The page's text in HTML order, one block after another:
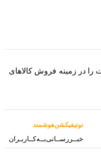
تا بهترین کالاها و خدمات را در زمینه فروش کالاهای
نوتیفیکشن‌هوشمند
خبــررســانی‌بــه‌کــاربـران